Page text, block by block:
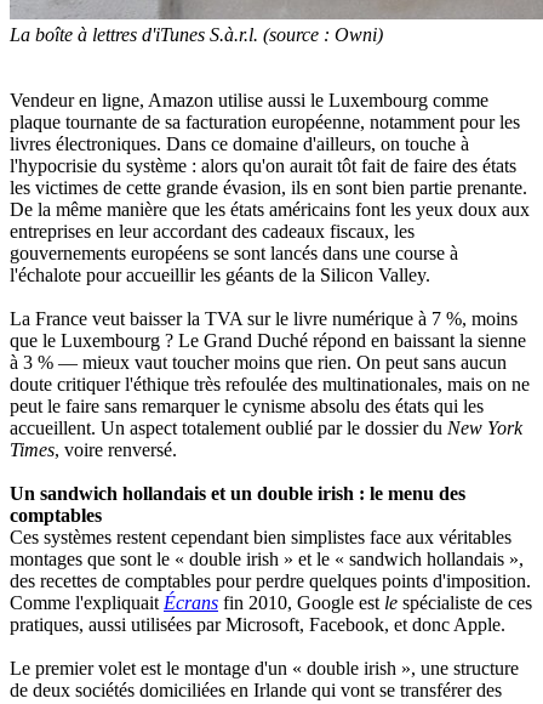
La boîte à lettres d'iTunes S.à.r.l. (source : Owni)
Vendeur en ligne, Amazon utilise aussi le Luxembourg comme
plaque tournante de sa facturation européenne, notamment pour les
livres électroniques. Dans ce domaine d'ailleurs, on touche à
l'hypocrisie du système : alors qu'on aurait tôt fait de faire des états
les victimes de cette grande évasion, ils en sont bien partie prenante.
De la même manière que les états américains font les yeux doux aux
entreprises en leur accordant des cadeaux fiscaux, les
gouvernements européens se sont lancés dans une course à
l'échalote pour accueillir les géants de la Silicon Valley.
La France veut baisser la TVA sur le livre numérique à 7 %, moins
que le Luxembourg ? Le Grand Duché répond en baissant la sienne
à 3 % — mieux vaut toucher moins que rien. On peut sans aucun
doute critiquer l'éthique très refoulée des multinationales, mais on ne
peut le faire sans remarquer le cynisme absolu des états qui les
accueillent. Un aspect totalement oublié par le dossier du New York
Times, voire renversé.
Un sandwich hollandais et un double irish : le menu des
comptables
Ces systèmes restent cependant bien simplistes face aux véritables
montages que sont le « double irish » et le « sandwich hollandais »,
des recettes de comptables pour perdre quelques points d'imposition.
Comme l'expliquait Écrans fin 2010, Google est le spécialiste de ces
pratiques, aussi utilisées par Microsoft, Facebook, et donc Apple.
Le premier volet est le montage d'un « double irish », une structure
de deux sociétés domiciliées en Irlande qui vont se transférer des